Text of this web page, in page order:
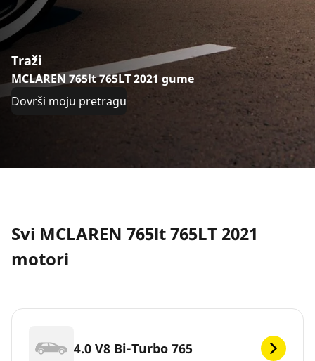
Traži
MCLAREN 765lt 765LT 2021 gume
Dovrši moju pretragu
Svi MCLAREN 765lt 765LT 2021
motori
4.0 V8 Bi-Turbo 765